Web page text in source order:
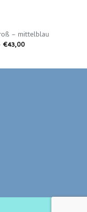
– mittelblau
€43,00Preisspanne: